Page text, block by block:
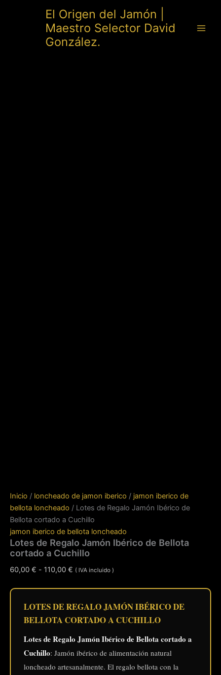
El Origen del Jamón |
Maestro Selector David
González.
Inicio / loncheado de jamon iberico / jamon iberico de
bellota loncheado / Lotes de Regalo Jamón Ibérico de
Bellota cortado a Cuchillo
jamon iberico de bellota loncheado
Lotes de Regalo Jamón Ibérico de Bellota
cortado a Cuchillo
60,00 € - 110,00 € Rango
desde
60,00 €
110,00 €
( IVA incluido )
LOTES DE REGALO JAMÓN IBÉRICO DE
BELLOTA CORTADO A CUCHILLO
Lotes de Regalo Jamón Ibérico de Bellota cortado a
Cuchillo: Jamón ibérico de alimentación natural
loncheado artesanalmente. El regalo bellota con la